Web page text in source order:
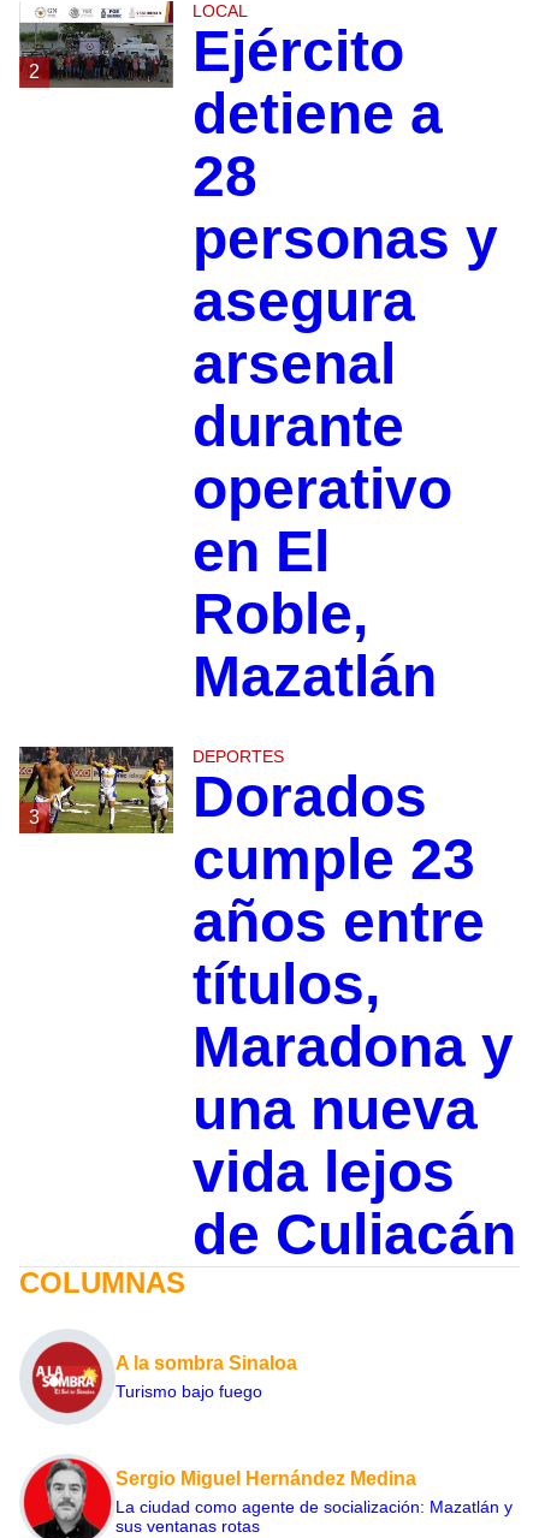
2
LOCAL
Ejército
detiene a
28
personas y
asegura
arsenal
durante
operativo
en El
Roble,
Mazatlán
3
DEPORTES
Dorados
cumple 23
años entre
títulos,
Maradona y
una nueva
vida lejos
de Culiacán
COLUMNAS
A la sombra Sinaloa
Turismo bajo fuego
Sergio Miguel Hernández Medina
La ciudad como agente de socialización: Mazatlán y
sus ventanas rotas